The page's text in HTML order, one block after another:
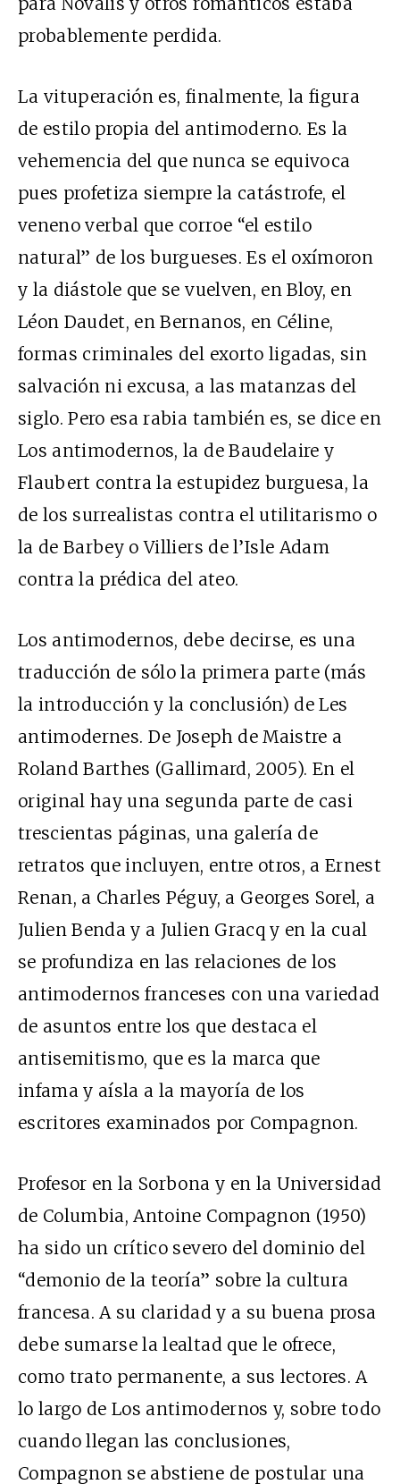
probablemente perdida.
La vituperación es, finalmente, la figura
de estilo propia del antimoderno. Es la
vehemencia del que nunca se equivoca
pues profetiza siempre la catástrofe, el
veneno verbal que corroe “el estilo
natural” de los burgueses. Es el oxímoron
y la diástole que se vuelven, en Bloy, en
Léon Daudet, en Bernanos, en Céline,
formas criminales del exorto ligadas, sin
salvación ni excusa, a las matanzas del
siglo. Pero esa rabia también es, se dice en
Los antimodernos, la de Baudelaire y
Flaubert contra la estupidez burguesa, la
de los surrealistas contra el utilitarismo o
la de Barbey o Villiers de l’Isle Adam
contra la prédica del ateo.
Los antimodernos, debe decirse, es una
traducción de sólo la primera parte (más
la introducción y la conclusión) de Les
antimodernes. De Joseph de Maistre a
Roland Barthes (Gallimard, 2005). En el
original hay una segunda parte de casi
trescientas páginas, una galería de
retratos que incluyen, entre otros, a Ernest
Renan, a Charles Péguy, a Georges Sorel, a
Julien Benda y a Julien Gracq y en la cual
se profundiza en las relaciones de los
antimodernos franceses con una variedad
de asuntos entre los que destaca el
antisemitismo, que es la marca que
infama y aísla a la mayoría de los
escritores examinados por Compagnon.
Profesor en la Sorbona y en la Universidad
de Columbia, Antoine Compagnon (1950)
ha sido un crítico severo del dominio del
“demonio de la teoría” sobre la cultura
francesa. A su claridad y a su buena prosa
debe sumarse la lealtad que le ofrece,
como trato permanente, a sus lectores. A
lo largo de Los antimodernos y, sobre todo
cuando llegan las conclusiones,
Compagnon se abstiene de postular una